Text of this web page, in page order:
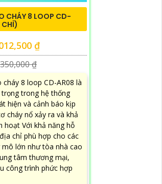
CHÁY 8 LOOP CD-
₫
₫
8 loop CD-AR08 là
trong hệ thống
hiện và cảnh báo kịp
cháy nổ xảy ra và khả
hoạt Với khả năng hỗ
chỉ phù hợp cho các
lớn như tòa nhà cao
tâm thương mại,
công trình phức hợp